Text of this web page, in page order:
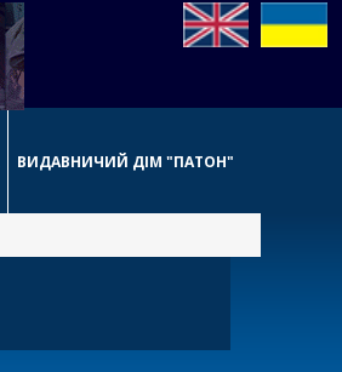
ВИДАВНИЧИЙ ДІМ "ПАТОН"